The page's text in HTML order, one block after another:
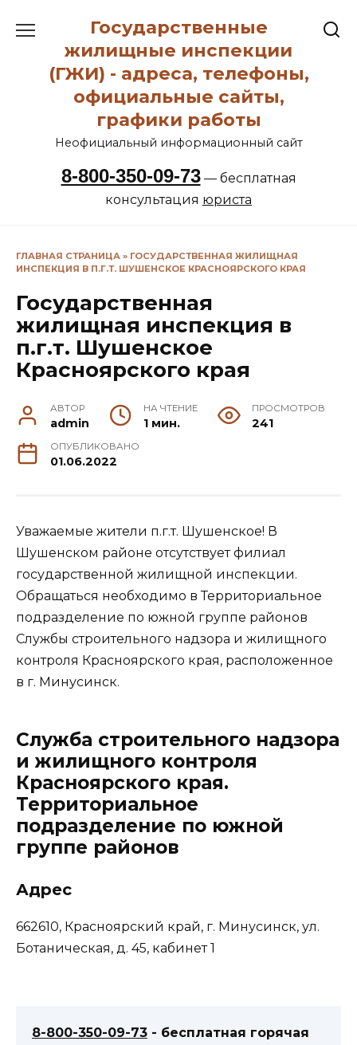
содержанию
Государственные
жилищные инспекции
(ГЖИ) - адреса, телефоны,
официальные сайты,
графики работы
Неофициальный информационный сайт
8-800-350-09-73— бесплатная
консультация юриста
ГЛАВНАЯ СТРАНИЦА » ГОСУДАРСТВЕННАЯ ЖИЛИЩНАЯ
ИНСПЕКЦИЯ В П.Г.Т. ШУШЕНСКОЕ КРАСНОЯРСКОГО КРАЯ
Государственная
жилищная инспекция в
п.г.т. Шушенское
Красноярского края
АВТОР
admin
НА ЧТЕНИЕ
1 мин.
ПРОСМОТРОВ
241
ОПУБЛИКОВАНО
01.06.2022
Уважаемые жители п.г.т. Шушенское! В
Шушенском районе отсутствует филиал
государственной жилищной инспекции.
Обращаться необходимо в Территориальное
подразделение по южной группе районов
Службы строительного надзора и жилищного
контроля Красноярского края, расположенное
в г. Минусинск.
Служба строительного надзора
и жилищного контроля
Красноярского края.
Территориальное
подразделение по южной
группе районов
Адрес
662610, Красноярский край, г. Минусинск, ул.
Ботаническая, д. 45, кабинет 1
8-800-350-09-73 - бесплатная горячая